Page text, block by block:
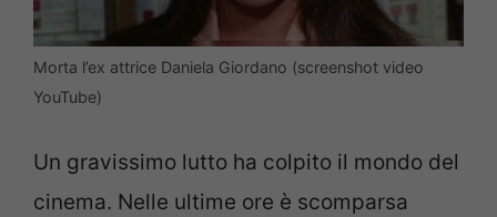
Morta l’ex attrice Daniela Giordano (screenshot video
YouTube)
Un gravissimo lutto ha colpito il mondo del
cinema. Nelle ultime ore è scomparsa